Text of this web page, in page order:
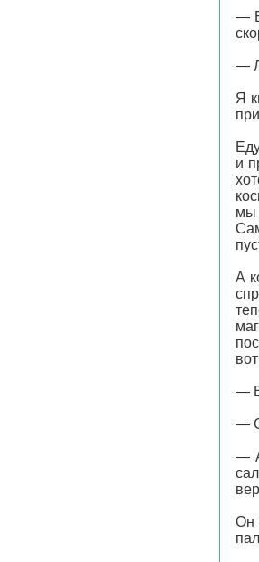
—
—
Я
и
мы
А
—
—
—
Он